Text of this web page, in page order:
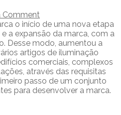
Comment
o início de uma nova etapa
a expansão da marca, com a
Desse modo, aumentou a
artigos de iluminação
comerciais, complexos
através das requisitas
passo de um conjunto
para desenvolver a marca.